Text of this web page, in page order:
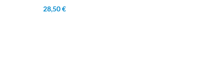
28,50 €